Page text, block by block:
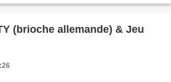
(brioche allemande) & Jeu